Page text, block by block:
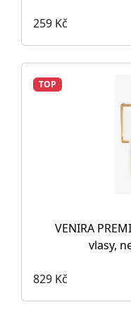
259 Kč
TOP
VENIRA
vlasy,
829 Kč